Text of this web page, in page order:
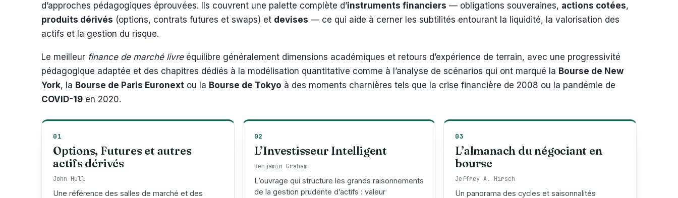
d’approches pédagogiques éprouvées. Ils couvrent une palette complète d’instruments financiers — obligations souveraines, actions cotées,
produits dérivés (options, contrats futures et swaps) et devises — ce qui aide à cerner les subtilités entourant la liquidité, la valorisation des
actifs et la gestion du risque.
Le meilleur finance de marché livreéquilibre généralement dimensions académiques et retours d’expérience de terrain, avec une progressivité
pédagogique adaptée et des chapitres dédiés à la modélisation quantitative comme à l’analyse de scénarios qui ont marqué la Bourse de New
York, la Bourse de Paris Euronext ou la Bourse de Tokyo à des moments charnières tels que la crise financière de 2008 ou la pandémie de
COVID-19 en 2020.
01
Options, Futures et autres
actifs dérivés
John Hull
Une référence des salles de marché et des
02
L’Investisseur Intelligent
Benjamin Graham
L’ouvrage qui structure les grands raisonnements
de la gestion prudente d’actifs : valeur
03
L’almanach du négociant en
bourse
Jeffrey A. Hirsch
Un panorama des cycles et saisonnalités